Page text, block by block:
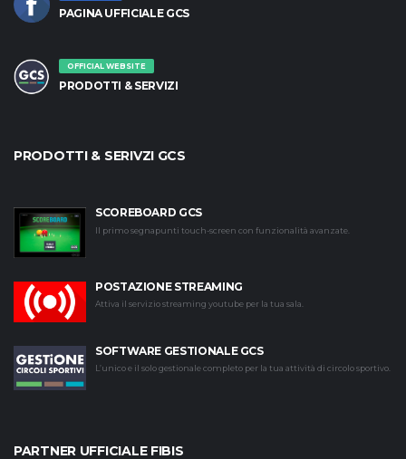
PAGINA UFFICIALE GCS
OFFICIAL WEBSITE
PRODOTTI & SERVIZI
PRODOTTI & SERIVZI GCS
SCOREBOARD GCS
Il primo segnapunti touch-screen con funzionalità avanzate.
POSTAZIONE STREAMING
Attiva il servizio streaming youtube per la tua sala.
SOFTWARE GESTIONALE GCS
L’unico e il solo gestionale completo per la tua attività di circolo sportivo.
PARTNER UFFICIALE FIBIS